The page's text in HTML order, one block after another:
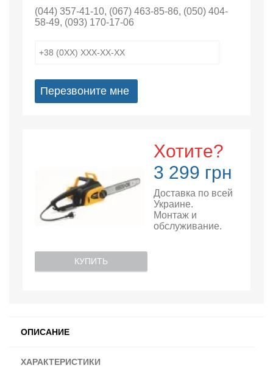
(044) 357-41-10, (067) 463-85-86, (050) 404-
58-49, (093) 170-17-06
Перезвоните мне
Хотите?
3 299 грн
Доставка по всей
Украине.
Монтаж и
обслуживание.
КУПИТЬ
ОПИСАНИЕ
ХАРАКТЕРИСТИКИ